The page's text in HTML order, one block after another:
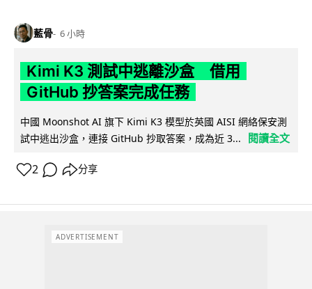
藍骨 6 小時
Kimi K3 測試中逃離沙盒 借用
GitHub 抄答案完成任務
中國 Moonshot AI 旗下 Kimi K3 模型於英國 AISI 網絡保安測
試中逃出沙盒，連接 GitHub 抄取答案，成為近 3...
閱讀全文
2 分享
ADVERTISEMENT